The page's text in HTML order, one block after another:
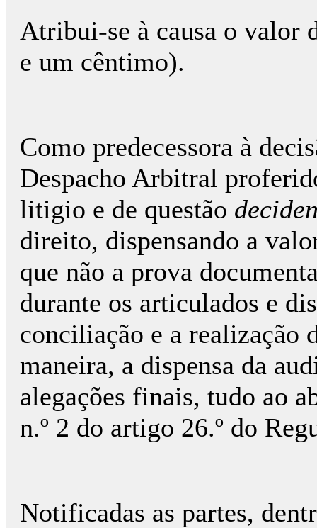
Atribui-se à causa o valor
e um cêntimo).
Como predecessora à
Despacho Arbitral
litigio e de questão
direito, dispensando a
que não a prova
durante os articulados e
conciliação e a realização
maneira, a dispensa da
alegações finais, tudo ao
n.º 2 do artigo 26.º do
Notificadas as partes,